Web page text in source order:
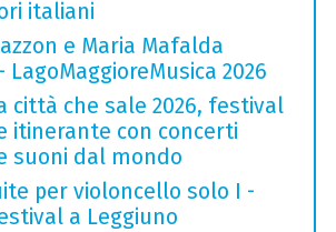
italiani
e Maria Mafalda
LagoMaggioreMusica 2026
città che sale 2026, festival
itinerante con concerti
suoni dal mondo
per violoncello solo I -
a Leggiuno